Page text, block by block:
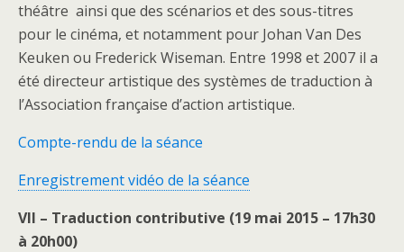
théâtre ainsi que des scénarios et des sous-titres
pour le cinéma, et notamment pour Johan Van Des
Keuken ou Frederick Wiseman. Entre 1998 et 2007 il a
été directeur artistique des systèmes de traduction à
l’Association française d’action artistique.
Compte-rendu de la séance
Enregistrement vidéo de la séance
VII – Traduction contributive (19 mai 2015 – 17h30
à 20h00)